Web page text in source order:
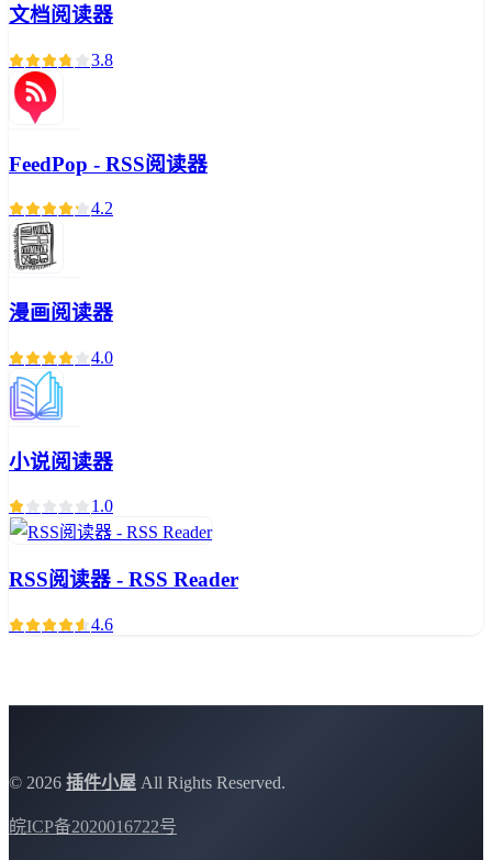
文档阅读器
3.8
FeedPop - RSS阅读器
4.2
漫画阅读器
4.0
小说阅读器
1.0
RSS阅读器 - RSS Reader
4.6
© 2026 插件小屋 All Rights Reserved.
皖ICP备2020016722号